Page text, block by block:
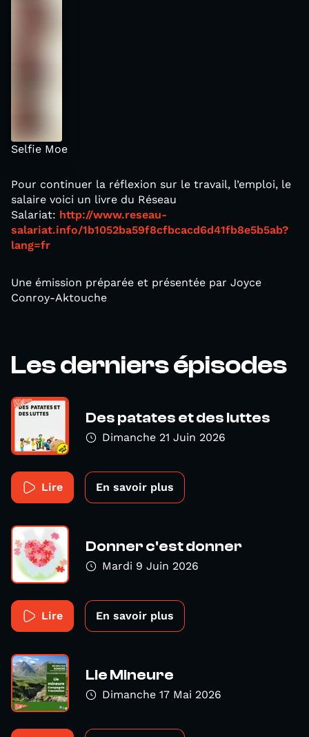
Selfie Moe
Pour continuer la réflexion sur le travail, l’emploi, le
salaire voici un livre du Réseau
Salariat: http://www.reseau-
salariat.info/1b1052ba59f8cfbcacd6d41fb8e5b5ab?
lang=fr
Une émission préparée et présentée par Joyce
Conroy-Aktouche
Les derniers épisodes
Des patates et des luttes
Dimanche 21 Juin 2026
Lire En savoir plus
Donner c'est donner
Mardi 9 Juin 2026
Lire En savoir plus
Lie Mineure
Dimanche 17 Mai 2026